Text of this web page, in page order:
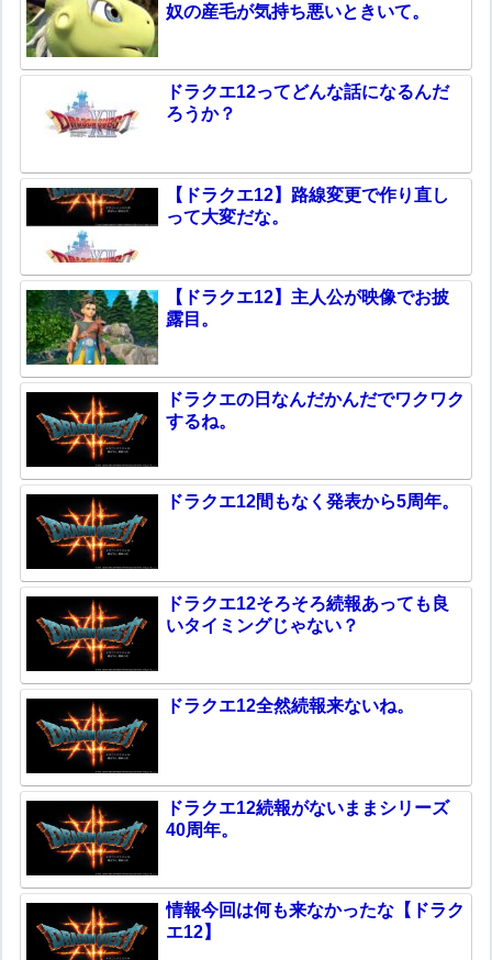
奴の産毛が気持ち悪いときいて。
ドラクエ12ってどんな話になるんだ
ろうか？
【ドラクエ12】路線変更で作り直し
って大変だな。
【ドラクエ12】主人公が映像でお披
露目。
ドラクエの日なんだかんだでワクワク
するね。
ドラクエ12間もなく発表から5周年。
ドラクエ12そろそろ続報あっても良
いタイミングじゃない？
ドラクエ12全然続報来ないね。
ドラクエ12続報がないままシリーズ
40周年。
情報今回は何も来なかったな【ドラク
エ12】